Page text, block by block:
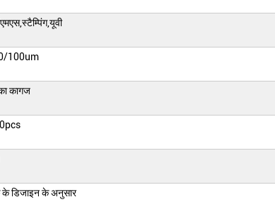
100um
कागज
के डिजाइन के अनुसार